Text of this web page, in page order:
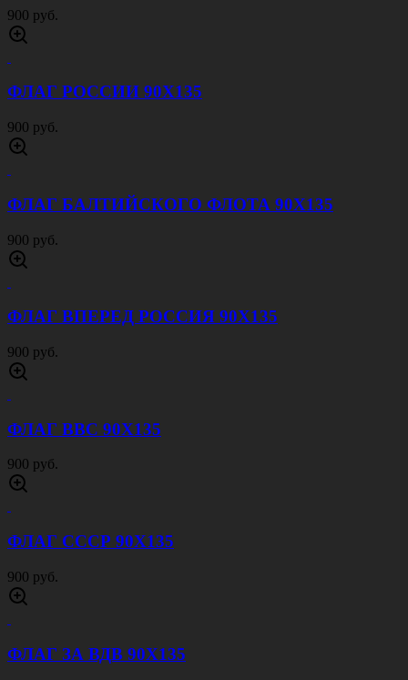
900 руб.
ФЛАГ РОССИИ 90Х135
900 руб.
ФЛАГ БАЛТИЙСКОГО ФЛОТА 90Х135
900 руб.
ФЛАГ ВПЕРЕД РОССИЯ 90Х135
900 руб.
ФЛАГ ВВС 90Х135
900 руб.
ФЛАГ СССР 90Х135
900 руб.
ФЛАГ ЗА ВДВ 90Х135